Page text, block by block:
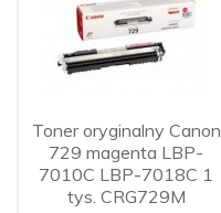
Toner oryginalny Canon
729 magenta LBP-
7010C LBP-7018C 1
tys. CRG729M